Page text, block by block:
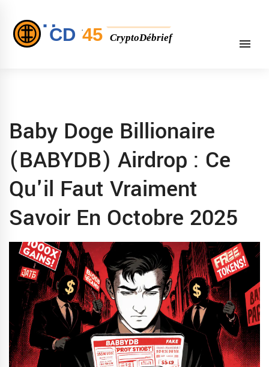
Baby Doge Billionaire
(BABYDB) Airdrop : Ce
Qu'il Faut Vraiment
Savoir En Octobre 2025